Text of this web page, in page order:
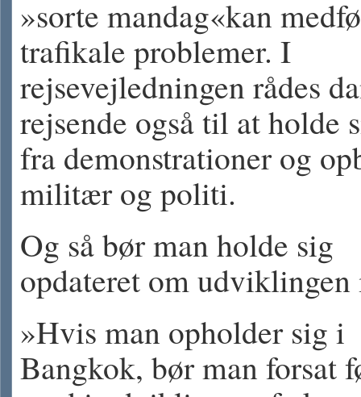
»sorte mandag«kan
trafikale problemer. I
rejsevejledningen rådes
rejsende også til at holde
fra demonstrationer og
militær og politi.
Og så bør man holde sig
opdateret om udviklingen
»Hvis man opholder sig i
Bangkok, bør man forsat